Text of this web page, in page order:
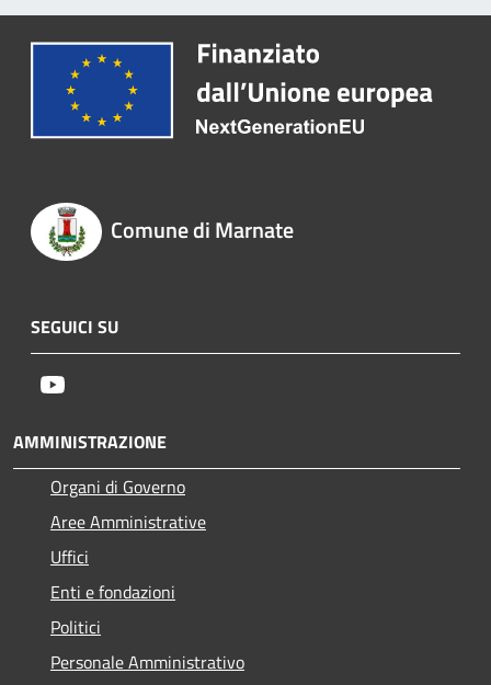
Comune di Marnate
SEGUICI SU
AMMINISTRAZIONE
Organi di Governo
Aree Amministrative
Uffici
Enti e fondazioni
Politici
Personale Amministrativo